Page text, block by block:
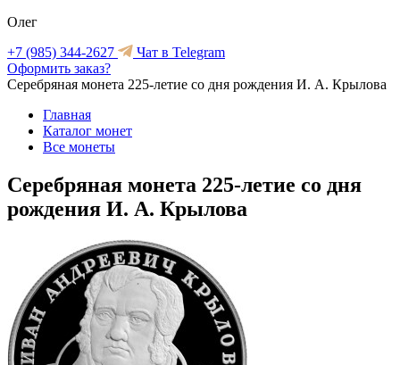
Олег
+7 (985) 344-2627
Чат в Telegram
Оформить заказ?
Серебряная монета 225-летие со дня рождения И. А. Крылова
Главная
Каталог монет
Все монеты
Серебряная монета 225-летие со дня
рождения И. А. Крылова